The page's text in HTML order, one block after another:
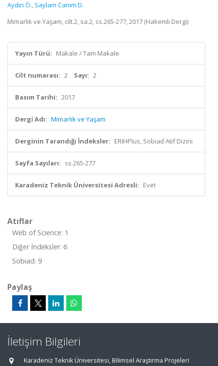
Aydın Ö., Saylam Canım D.
Mimarlık ve Yaşam, cilt.2, sa.2, ss.265-277, 2017 (Hakemli Dergi)
Yayın Türü: Makale / Tam Makale
Cilt numarası: 2 Sayı: 2
Basım Tarihi: 2017
Dergi Adı: Mimarlık ve Yaşam
Derginin Tarandığı İndeksler: ERIHPlus, Sobiad Atıf Dizini
Sayfa Sayıları: ss.265-277
Karadeniz Teknik Üniversitesi Adresli: Evet
Atıflar
Web of Science: 1
Diğer İndeksler: 6
Sobiad: 9
Paylaş
İletişim Bilgileri
Karadeniz Teknik Üniversitesi, Bilimsel Araştırma Projeleri